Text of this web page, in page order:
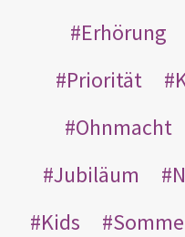
Erhörung
Priorität
Ohnmacht
Jubiläum
Kids